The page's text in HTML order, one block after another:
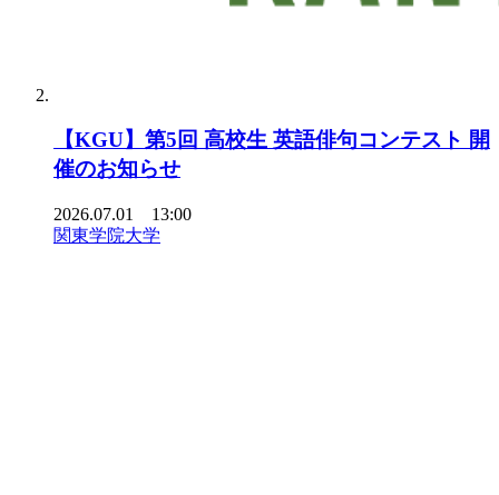
【KGU】第5回 高校生 英語俳句コンテスト 開
催のお知らせ
2026.07.01 13:00
関東学院大学